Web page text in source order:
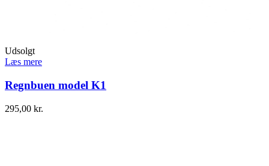
Udsolgt
Læs mere
Regnbuen model K1
295,00 kr.